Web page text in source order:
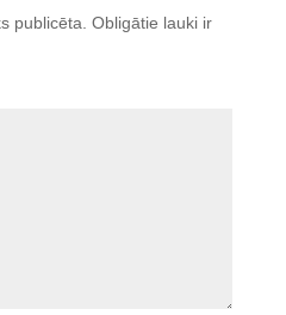
publicēta. Obligātie lauki ir